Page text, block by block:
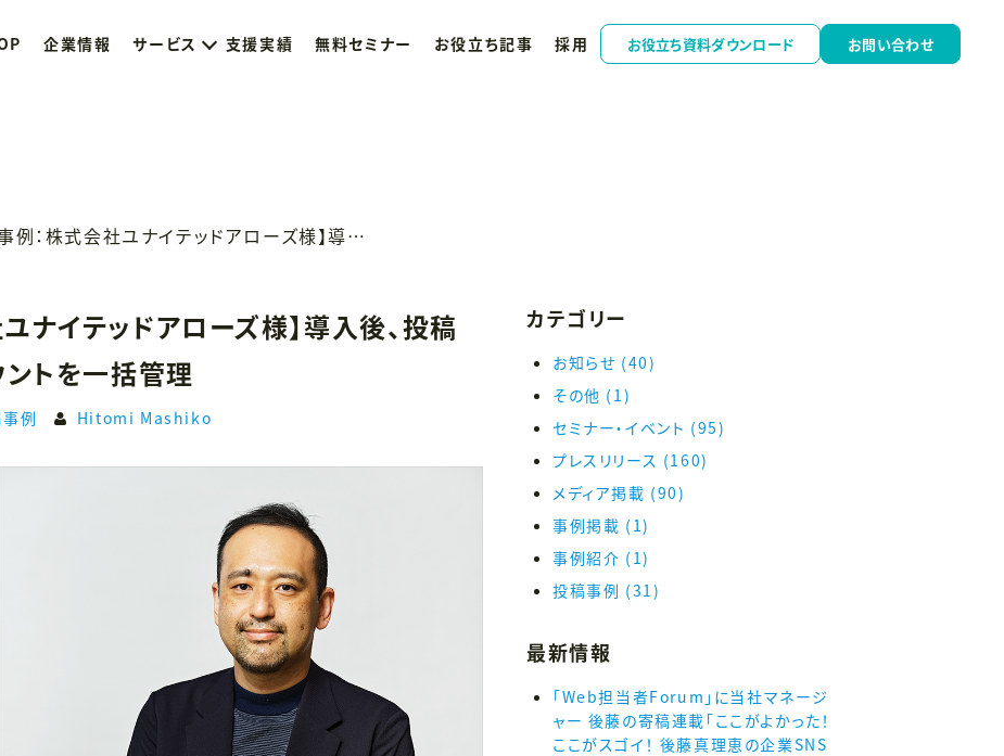
企業情報 サービス 支援実績 無料セミナー お役立ち記事 採用 お役立ち資料ダウンロード お問い合わせ
【導入事例：株式会社ユナイテッドアローズ様】導入後、投稿数が5倍に！21アカウントを一括管理
ナイテッドアローズ様】導入後、投稿
トを一括管理
例 Hitomi Mashiko
カテゴリー
お知らせ (40)
その他 (1)
セミナー・イベント (95)
プレスリリース (160)
メディア掲載 (90)
事例掲載 (1)
事例紹介 (1)
投稿事例 (31)
最新情報
「Web担当者Forum」に当社マネージ
ャー 後藤の寄稿連載「ここがよかった！
ここがスゴイ！ 後藤真理恵の企業SNS